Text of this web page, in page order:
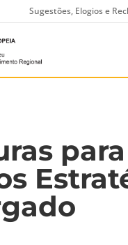
Sugestões, Elogios e